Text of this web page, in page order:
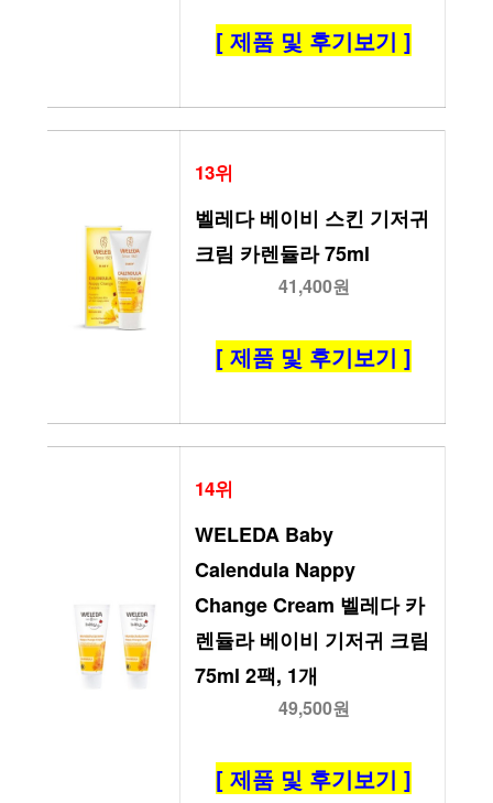
[ 제품 및 후기보기 ]
13위
벨레다 베이비 스킨 기저귀
크림 카렌듈라 75ml
41,400원
[ 제품 및 후기보기 ]
14위
WELEDA Baby
Calendula Nappy
Change Cream 벨레다 카
렌듈라 베이비 기저귀 크림
75ml 2팩, 1개
49,500원
[ 제품 및 후기보기 ]